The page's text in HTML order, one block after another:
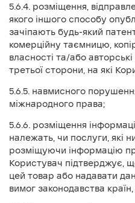
5.6.4. розміщення,
якого іншого способу
зачіпають будь-який
комерційну таємницю,
власності та/або
третьої сторони, на які
5.6.5. навмисного
міжнародного права;
5.6.6. розміщення
належать, чи послуги, які
розміщуючи інформацію
Користувач підтверджує,
цей товар або надавати
вимог законодавства